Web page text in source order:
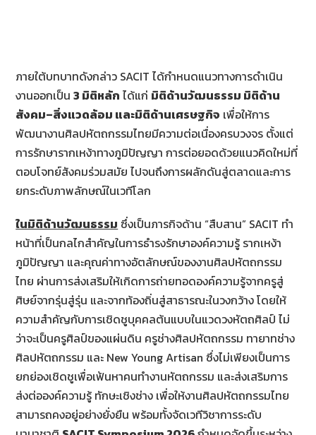
ภายใต้บทบาทดังกล่าว SACIT ได้กำหนดแนวทางการดำเนิน
งานออกเป็น3 มิติหลัก ได้แก่ มิติด้านวัฒนธรรม มิติด้าน
สังคม–สิ่งแวดล้อม และมิติด้านเศรษฐกิจ เพื่อให้การ
พัฒนางานศิลปหัตถกรรมไทยมีความต่อเนื่องครบวงจร ตั้งแต่
การรักษารากเหง้าทางภูมิปัญญา การต่อยอดด้วยแนวคิดใหม่ที่
ตอบโจทย์สังคมร่วมสมัย ไปจนถึงการผลักดันสู่ตลาดและการ
ยกระดับภาพลักษณ์ในเวทีโลก
ในมิติด้านวัฒนธรรม ซึ่งเป็นภารกิจด้าน “สืบสาน” SACIT ทำ
หน้าที่เป็นกลไกสำคัญในการธำรงรักษาองค์ความรู้ รากเหง้า
ภูมิปัญญา และคุณค่าทางอัตลักษณ์ของงานศิลปหัตถกรรม
ไทย ผ่านการส่งเสริมให้เกิดการถ่ายทอดองค์ความรู้จากครูสู่
ศิษย์จากรุ่นสู่รุ่น และจากท้องถิ่นสู่สาธารณะในวงกว้าง โดยให้
ความสำคัญกับการเชิดชูบุคคลต้นแบบในแวดวงหัตถศิลป์ ไม่
ว่าจะเป็นครูศิลป์ของแผ่นดิน ครูช่างศิลปหัตถกรรม ทายาทช่าง
ศิลปหัตถกรรม และ New Young Artisan ซึ่งไม่เพียงเป็นการ
ยกย่องเชิดชูเพื่อเฟ้นหาคนทำงานหัตถกรรม และส่งเสริมการ
ส่งต่อองค์ความรู้ ทักษะเชิงช่าง เพื่อให้งานศิลปหัตถกรรมไทย
สามารถคงอยู่อย่างยั่งยืน พร้อมทั้งจัดเวทีวิชาการระดับ